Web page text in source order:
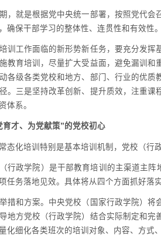
，就是根据党中央统一部署，按照党代
确保干部学习的整体性、连贯性和有效性。
训工作面临的新形势新任务，要充分发
教育培训，尽量扩大受益面，避免漏训和
各级各类党校和地方、部门、行业的优
。三是坚持改革创新、提升质效，注重课
体系。
育才、为党献策”的党校初心
态化培训特别是基本培训机制，党校（行
行政学院）是干部教育培训的主渠道主
任务落地见效。具体将从四个方面抓好落实
措和方案。中央党校（国家行政学院）
地方党校（行政学院）结合实际制定和
化细化各类班次的培训对象、内容、方式